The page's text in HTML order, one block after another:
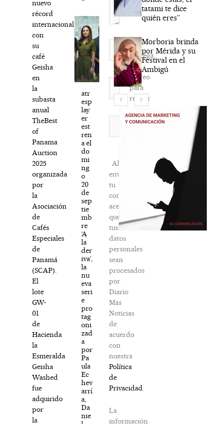
nuevo
récord
internacional
con
su
café
Geisha
en
la
subasta
anual
TheBest
of
Panama
Auction
2025
organizada
por
la
Asociación
de
Cafés
Especiales
de
Panamá
(SCAP).
El
lote
GW-
01
de
Hacienda
la
Esmeralda
Geisha
Washed
fue
adquirido
por
la
atr
esp
lay
er
est
ren
a el
do
mi
ng
o
20
de
sep
tie
mb
re
‘A
la
der
iva’,
la
nu
eva
seri
e
pro
tag
oni
zad
a
por
Pa
ula
Ec
hev
arrí
a,
Da
nie
Nombre*
Correo
electrónico*
Agréga
mi
correo
para
recibir
la
newsletter
Al
enviar
tu
comentario,
aceptas
que
tus
datos
personales
sean
procesados
por
Diario
Mas
Noticias
de
acuerdo
con
nuestra
Política
de
Privacidad
La
información
tatami te dice
quién eres”
Morboria brinda
por Mérida y su
Festival en el
Ambigú